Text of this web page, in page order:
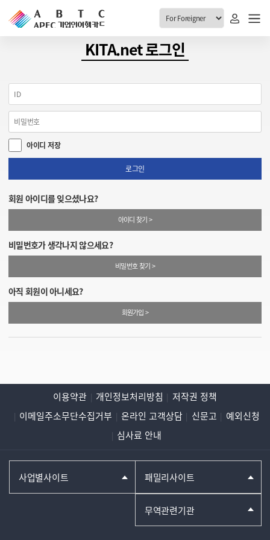
ABTC 전체메뉴
안내
ABTC 제도 소개
VABTC 안내
발급 자격요건
취소/반납 안내
신청
취소
신청진행 현황
소지자 현황
고객센터
1:1 문의
KITA.net 로그인
아이디 저장
로그인
회원 아이디를 잊으셨나요?
아이디 찾기 >
비밀번호가 생각나지 않으세요?
비밀번호 찾기 >
아직 회원이 아니세요?
회원가입 >
이용약관 개인정보처리방침
저작권 정책
이메일주소무단수집거부
온라인 고객상담 신문고
예외신청
심사료 안내
사업별사이트 패밀리사이트
무역관련기관